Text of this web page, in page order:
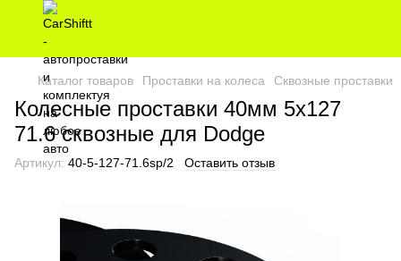
Каталог товаров Проставки на колеса Сквозные проставки
Колесные проставки 40мм 5х127
71.6 сквозные для Dodge
Артикул: 40-5-127-71.6sp/2 Оставить отзыв